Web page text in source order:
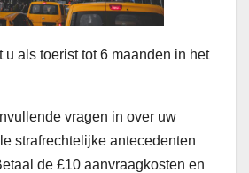
u als toerist tot 6 maanden in het
vragen in over uw
strafrechtelijke antecedenten
de £10 aanvraagkosten en